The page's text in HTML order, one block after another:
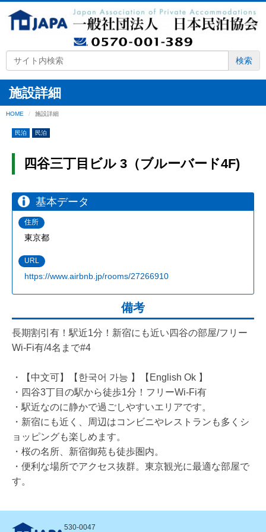
検索
施設詳細
HOME 施設詳細
民泊 民泊
四谷三丁目ビル 3（ブルーバード4F)
基本データ
住所
東京都
URL
https://www.airbnb.jp/rooms/27266910
備考
長期割引有！駅近1分！新宿にも近い四谷の部屋/フリー
Wi-Fi有/4名まで#4
・【中文可】【한국어 가능 】【English Ok 】
・四谷3丁目の駅から徒歩1分！フリーWi-Fi有
・駅近なのに静かで過ごしやすいエリアです。
・新宿にも近く、周辺はコンビニやレストランも多くシ
ョッピングも楽しめます。
・桜の名所、新宿御苑も徒歩圏内。
・便利な場所でアクセス抜群。東京観光に最適な部屋で
す。
530-0047